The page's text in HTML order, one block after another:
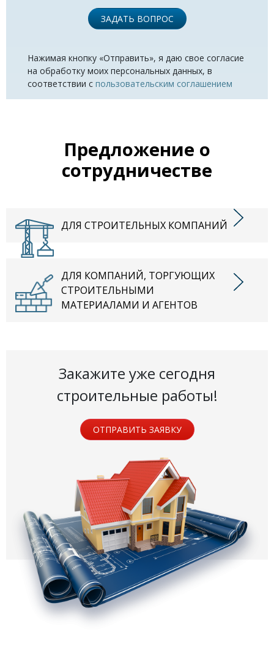
ЗАДАТЬ ВОПРОС
Нажимая кнопку «Отправить», я даю свое согласие
на обработку моих персональных данных, в
соответствии с пользовательским соглашением
Предложение о
сотрудничестве
ДЛЯ СТРОИТЕЛЬНЫХ КОМПАНИЙ
ДЛЯ КОМПАНИЙ, ТОРГУЮЩИХ
СТРОИТЕЛЬНЫМИ
МАТЕРИАЛАМИ И АГЕНТОВ
Закажите уже сегодня
строительные работы!
ОТПРАВИТЬ ЗАЯВКУ